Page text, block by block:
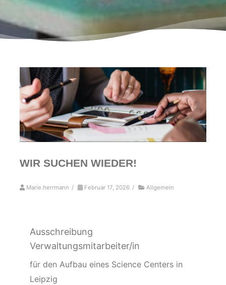
WIR SUCHEN WIEDER!
Marie.herrmann / Februar 17, 2026 / Allgemein
Ausschreibung
Verwaltungsmitarbeiter/in
für den Aufbau eines Science Centers in
Leipzig